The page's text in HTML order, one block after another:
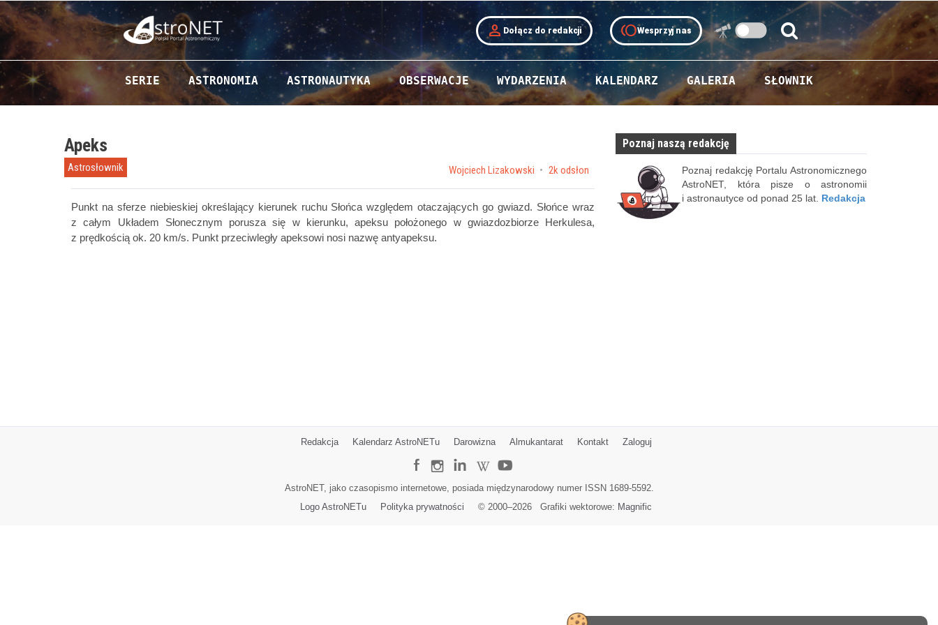
person Dołącz do redakcji tollWesprzyj nas
Szukaj:
Szukaj
Przejdź do zawartości
SERIE ASTRONOMIA ASTRONAUTYKA OBSERWACJE WYDARZENIA KALENDARZ GALERIA SŁOWNIK
Apeks
Astrosłownik by
Wojciech Lizakowski 2k odsłon
Punkt na sferze niebieskiej określający kierunek ruchu Słońca względem otaczających go gwiazd. Słońce wraz
z całym Układem Słonecznym porusza się w kierunku, apeksu położonego w gwiazdozbiorze Herkulesa,
z prędkością ok. 20 km/s. Punkt przeciwległy apeksowi nosi nazwę antyapeksu.
Poznaj naszą redakcję
Poznaj redakcję Portalu Astronomicznego
AstroNET, która pisze o astronomii
i astronautyce od ponad 25 lat. Redakcja
Redakcja Kalendarz AstroNETu Darowizna Almukantarat Kontakt Zaloguj
AstroNET, jako czasopismo internetowe, posiada międzynarodowy numer ISSN 1689-5592.
Logo AstroNETu
Polityka prywatności © 2000–2026 Grafiki wektorowe: Magnific